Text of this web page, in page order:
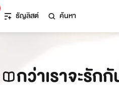
ธัญลิสต์ ค้นหา
กว่าเราจะรัก